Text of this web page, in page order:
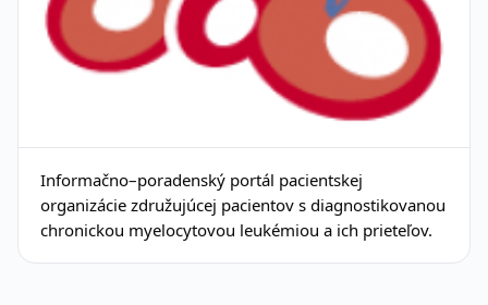
Informačno–poradenský portál pacientskej
organizácie združujúcej pacientov s diagnostikovanou
chronickou myelocytovou leukémiou a ich prieteľov.